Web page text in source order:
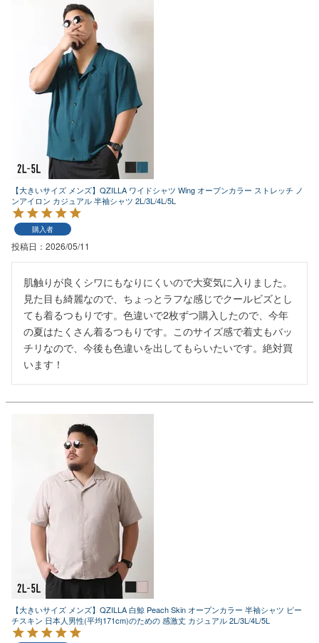
【大きいサイズ メンズ】QZILLA ワイドシャツ Wing オープンカラー ストレッチ ノ
ンアイロン カジュアル 半袖シャツ 2L/3L/4L/5L
購入者
投稿日 2026/05/11
肌触りが良くシワにもなりにくいので大変気に入りました。
見た目も綺麗なので、ちょっとラフな感じでクールビズとし
ても着るつもりです。色違いで2枚ずつ購入したので、今年
の夏はたくさん着るつもりです。このサイズ感で着丈もバッ
チリなので、今後も色違いを出してもらいたいです。絶対買
います！
【大きいサイズ メンズ】QZILLA 白鯨 Peach Skin オープンカラー 半袖シャツ ピー
チスキン 日本人男性(平均171cm)のための 感激丈 カジュアル 2L/3L/4L/5L